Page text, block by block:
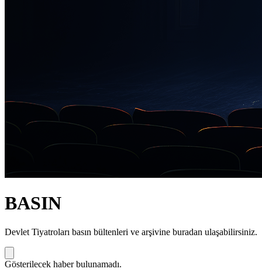
BASIN
Devlet Tiyatroları basın bültenleri ve arşivine buradan ulaşabilirsiniz.
Gösterilecek haber bulunamadı.